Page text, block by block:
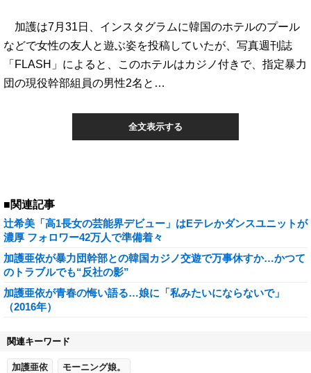
加護は7月31日、インスタグラムに韓国のホテルのプール
などで女性の友人と遊ぶ姿を投稿していたが、写真週刊誌
「FLASH」によると、このホテルはカジノ付きで、指定暴力
団の現役幹部組員の男性2名と…
全文表示する
■関連記事
辻希美「高1長女の芸能界デビュー」はEテレかダンスユニットが
濃厚 フォロワー42万人で準備着々
加護亜依が暴力団幹部との韓国カジノ交遊で万事休すか…かつて
のトラブルでも“反社の影”
加護亜依が青春の悔い語る…娘に「私みたいにならないで」
（2016年）
関連キーワード
加護亜依 モーニング娘。